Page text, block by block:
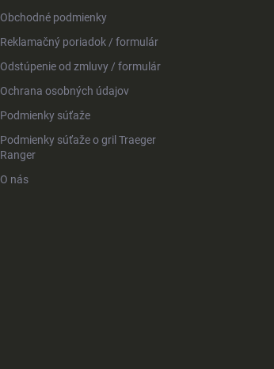
Obchodné podmienky
Reklamačný poriadok / formulár
Odstúpenie od zmluvy / formulár
Ochrana osobných údajov
Podmienky súťaže
Podmienky súťaže o gril Traeger
Ranger
O nás